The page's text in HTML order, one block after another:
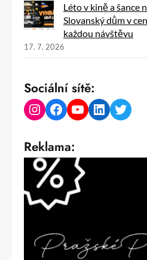
Léto v kině a šance
Slovanský dům v
každou návštěvu
17. 7. 2026
Sociální sítě:
Instagram Facebook YouTube LinkedIn Twitter
Reklama: